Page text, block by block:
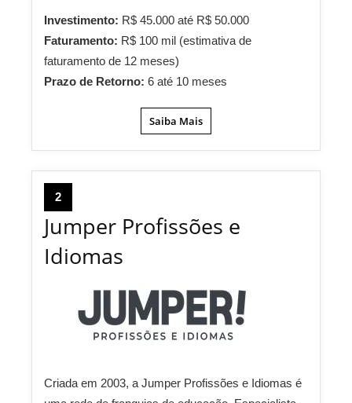
Investimento: R$ 45.000 até R$ 50.000
Faturamento: R$ 100 mil (estimativa de
faturamento de 12 meses)
Prazo de Retorno: 6 até 10 meses
Saiba Mais
2
Jumper Profissões e
Idiomas
Criada em 2003, a Jumper Profissões e Idiomas é